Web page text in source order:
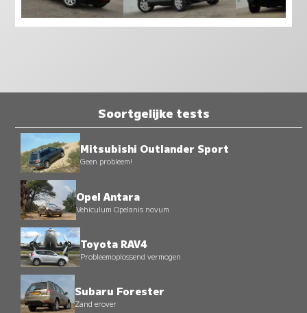
Soortgelijke tests
Mitsubishi Outlander Sport
Geen probleem!
Opel Antara
Vehiculum Opelanis novum
Toyota RAV4
Probleemoplossend vermogen
Subaru Forester
Zand erover